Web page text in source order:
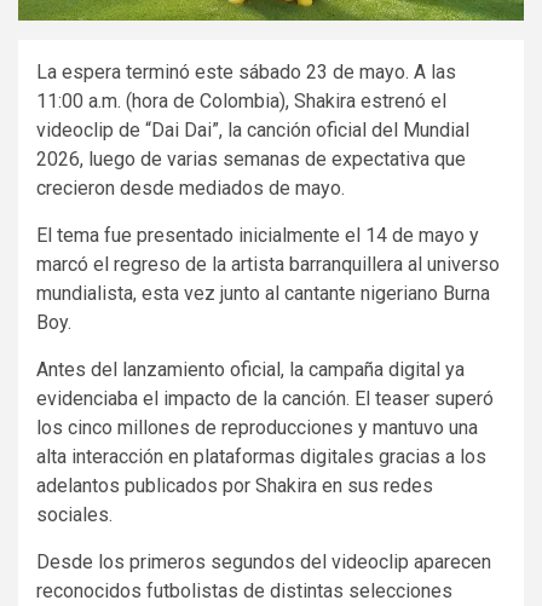
La espera terminó este sábado 23 de mayo. A las
11:00 a.m. (hora de Colombia), Shakira estrenó el
videoclip de “Dai Dai”, la canción oficial del Mundial
2026, luego de varias semanas de expectativa que
crecieron desde mediados de mayo.
El tema fue presentado inicialmente el 14 de mayo y
marcó el regreso de la artista barranquillera al universo
mundialista, esta vez junto al cantante nigeriano Burna
Boy.
Antes del lanzamiento oficial, la campaña digital ya
evidenciaba el impacto de la canción. El teaser superó
los cinco millones de reproducciones y mantuvo una
alta interacción en plataformas digitales gracias a los
adelantos publicados por Shakira en sus redes
sociales.
Desde los primeros segundos del videoclip aparecen
reconocidos futbolistas de distintas selecciones